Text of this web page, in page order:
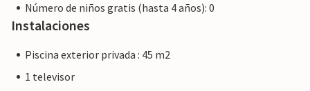
Número de niños gratis (hasta 4 años): 0
Instalaciones
Piscina exterior privada : 45 m2
1 televisor